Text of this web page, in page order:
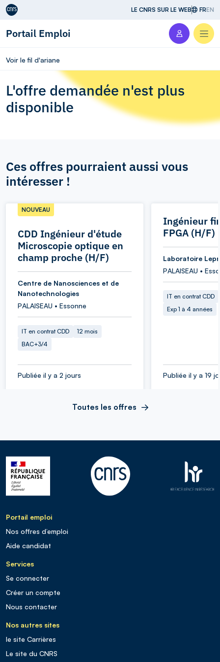
Aller au contenu LE CNRS SUR LE WEB FREN
Portail Emploi
Voir le fil d'ariane
L'offre demandée n'est plus
disponible
Ces offres pourraient aussi vous
intéresser !
CDD Ingénieur d'étude
Microscopie optique en
champ proche (H/F)
NOUVEAU
Centre de Nanosciences et de
Nanotechnologies
PALAISEAU • Essonne
IT en contrat CDD
12 mois
BAC+3/4
Publiée il y a 2 jours
Ingénieur
FPGA (H/F)
Laboratoire
PALAISEAU •
IT en contrat CDD
Exp 1 à 4 années
Publiée il y a 19
Toutes les offres
Portail emploi
Nos offres d’emploi
Aide candidat
Services
Se connecter
Créer un compte
Nous contacter
Nos autres sites
le site Carrières
Le site du CNRS